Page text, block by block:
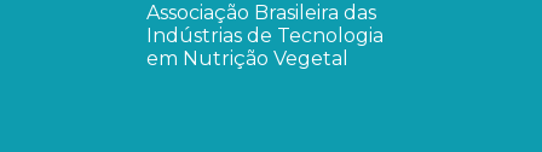
Associação Brasileira das
Indústrias de Tecnologia
em Nutrição Vegetal